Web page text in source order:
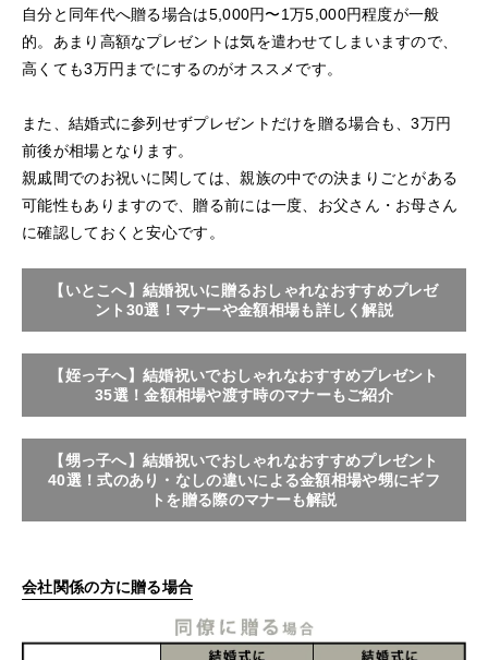
自分と同年代へ贈る場合は5,000円〜1万5,000円程度が一般
的。あまり高額なプレゼントは気を遣わせてしまいますので、
高くても3万円までにするのがオススメです。
また、結婚式に参列せずプレゼントだけを贈る場合も、3万円
前後が相場となります。
親戚間でのお祝いに関しては、親族の中での決まりごとがある
可能性もありますので、贈る前には一度、お父さん・お母さん
に確認しておくと安心です。
【いとこへ】結婚祝いに贈るおしゃれなおすすめプレゼ
ント30選！マナーや金額相場も詳しく解説
【姪っ子へ】結婚祝いでおしゃれなおすすめプレゼント
35選！金額相場や渡す時のマナーもご紹介
【甥っ子へ】結婚祝いでおしゃれなおすすめプレゼント
40選！式のあり・なしの違いによる金額相場や甥にギフ
トを贈る際のマナーも解説
会社関係の方に贈る場合